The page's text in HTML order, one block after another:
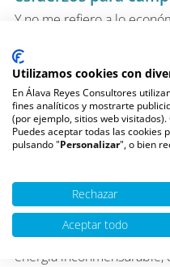
Y no me refiero a lo
Me refiero a la importancia
valorado. Sentir que uno
cadena de la producción.
Es como ocurre en la vida
demás. Cuánto más
sentimos amados,
Siempre ocurre que una
energía
Utilizamos cookies con
En Álava Reyes Consultores
fines analíticos y mostrarte
(por ejemplo, sitios web visitados).
Puedes aceptar todas las cookies
pulsando "Personalizar", o bien
Rechazar
Aceptar todo